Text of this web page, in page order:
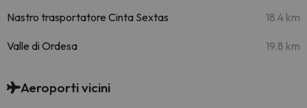
Nastro trasportatore Cinta Sextas 18.4 km
Valle di Ordesa 19.8 km
Aeroporti vicini